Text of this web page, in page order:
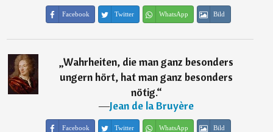
Facebook Twitter WhatsApp Bild
„Wahrheiten, die man ganz besonders
ungern hört, hat man ganz besonders
nötig.“
―Jean de la Bruyère
Facebook Twitter WhatsApp Bild